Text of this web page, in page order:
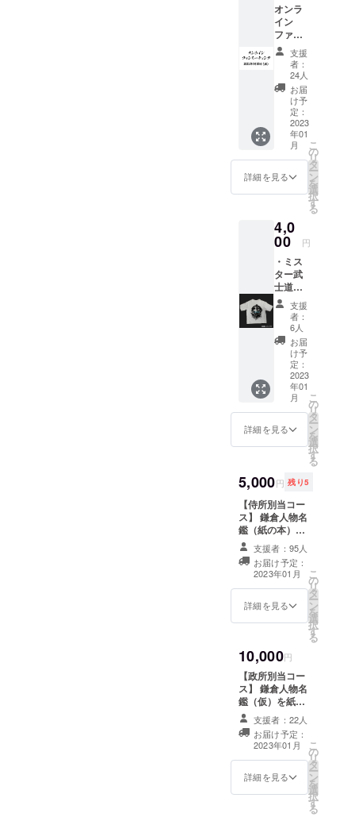
す。掲
載順は
順不同
です。
オンラ
イン
ファン
ミー
ティン
グ参加
チケッ
ト（+配
信アー
カイブ
付き）
2023年
1月18日
（水）
開場
18：
演19：
00 終
了21：
00予定
※途中参
加・途
中退室
な参加
方法は
メール
でお知
らせい
たしま
す。 こ
こでし
か聞け
のトー
クや 参
加者の
方にア
ンケー
トを実
施し、
鎌倉殿
人気投
票など
のイベ
※アーカ
イブ動
画の視
聴の有
効期限
は2023
年5月1
日まで
支援
者：
24人
お届
け予
定：
2023
年01
月
詳細を見る
こ
の
リ
タ
ー
ン
を
選
択
す
る
4,0
00 円
・ミス
ター武
士道オ
リジナ
ルTシャ
ツのみ
侍所別
当コー
ス以外
をお選
び頂い
た方
で、 T
シャツ
だけ追
加で欲
という
方のた
めに
（※書籍
とセッ
求めの
方は侍
所別当
コース
をどう
M,L,XL
綿100%
デザイ
ン モノ
クロ/カ
ラー有
支援
者：
6人
お届
け予
定：
2023
年01
月
詳細を見る
こ
の
リ
タ
ー
ン
を
選
択
す
る
5,000円 残り5
【侍所別当コー
ス】 鎌倉人物名
鑑（紙の本）と
ミスター武士道
オリジナルTシャ
ツを同封してご
住所へお送りし
ます。 ・ミス
ター武士道オリ
100% デザイン
モノクロ/カラー
有
支援者：95人
お届け予定：
2023年01月
詳細を見る
こ
の
リ
タ
ー
ン
を
選
択
す
る
10,000円
【政所別当コー
ス】 鎌倉人物名
鑑（仮）を紙の
本でご住所へお
届けします。 さ
らに、このリ
ターンでしか視
聴できない限定
Web動画をお届
支援者：22人
お届け予定：
2023年01月
詳細を見る
こ
の
リ
タ
ー
ン
を
選
択
す
る